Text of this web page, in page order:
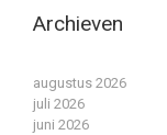
Archieven
augustus 2026
juli 2026
juni 2026